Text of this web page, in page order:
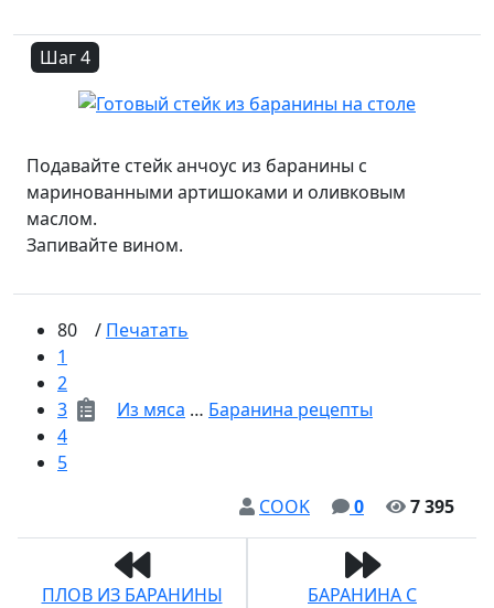
Шаг 4
Подавайте стейк анчоус из баранины с
маринованными артишоками и оливковым
маслом.
Запивайте вином.
80
1
2
3
4
5
COOK
0 7 395
/ Печатать
Из мяса … Баранина рецепты
ПЛОВ ИЗ БАРАНИНЫ
БАРАНИНА С